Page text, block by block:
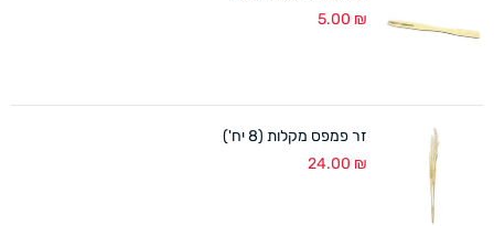
5.00 ₪
זר פמפס מקלות (8 יח')
24.00 ₪